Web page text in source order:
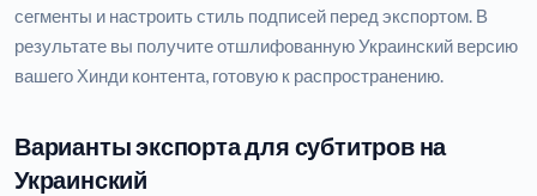
сегменты и настроить стиль подписей перед экспортом. В
результате вы получите отшлифованную Украинский версию
вашего Хинди контента, готовую к распространению.
Варианты экспорта для субтитров на
Украинский